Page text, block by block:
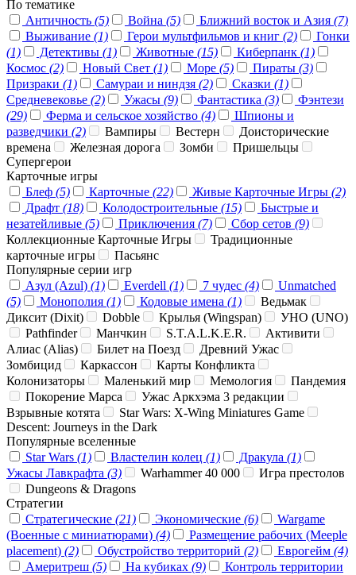
По тематике
Античность (5) Война (5) Ближний восток и Азия (7)
Выживание (1) Герои мультфильмов и книг (2)
Гонки
(1)
Детективы (1) Животные (15) Киберпанк (1)
Космос (2) Новый Свет (1) Море (5) Пираты (3)
Призраки (1) Самураи и ниндзя (2) Сказки (1)
Средневековье (2) Ужасы (9) Фантастика (3)
Фэнтези
(29)
Ферма и сельское хозяйство (4)
Шпионы и
разведчики (2) Вампиры Вестерн
Доисторические
времена
Железная дорога Зомби
Пришельцы
Супергерои
Карточные игры
Блеф (5) Карточные (22) Живые Карточные Игры (2)
Драфт (18) Колодостроительные (15)
Быстрые и
незатейливые (5) Приключения (7) Сбор сетов (9)
Коллекционные Карточные Игры
Традиционные
карточные игры
Пасьянс
Популярные серии игр
Азул (Azul) (1) Everdell (1) 7 чудес (4)
Unmatched
(5)
Монополия (1) Кодовые имена (1)
Ведьмак
Диксит (Dixit)
Dobble Крылья (Wingspan)
УНО (UNO)
Pathfinder
Манчкин S.T.A.L.K.E.R.
Активити
Алиас (Alias)
Билет на Поезд
Древний Ужас
Зомбицид
Каркассон
Карты Конфликта
Колонизаторы
Маленький мир Мемология
Пандемия
Покорение Марса
Ужас Аркхэма 3 редакции
Взрывные котята
Star Wars: X-Wing Miniatures Game
Descent: Journeys in the Dark
Популярные вселенные
Star Wars (1) Властелин колец (1) Дракула (1)
Ужасы Лавкрафта (3) Warhammer 40 000
Игра престолов
Dungeons & Dragons
Стратегии
Стратегические (21) Экономические (6)
Wargame
(Военные с миниатюрами) (4)
Размещение рабочих (Meeple
placement) (2) Обустройство территорий (2) Еврогейм (4)
Америтреш (5) На кубиках (9)
Контроль территории